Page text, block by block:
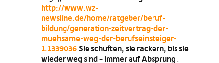
http://www.wz-
newsline.de/home/ratgeber/beruf-
bildung/generation-zeitvertrag-der-
muehsame-weg-der-berufseinsteiger-
1.1339036 Sie schuften, sie rackern, bis sie
wieder weg sind – immer auf Absprung .